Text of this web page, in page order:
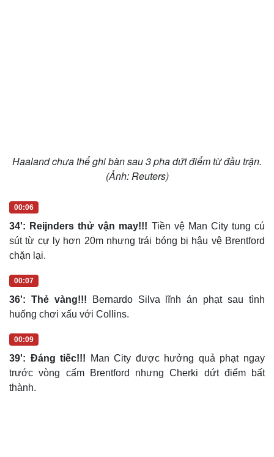
Sức khỏe
Nhi khoa
Nam khoa
Làm đẹp - giảm cân
Phòng mạch online
Ăn sạch sống khỏe
Đời sống
Nhà đẹp
Haaland chưa thể ghi bàn sau 3 pha dứt điểm từ đầu trận.
(Ảnh: Reuters)
00:06
34': Reijnders thử vận may!!! Tiền vệ Man City tung cú
sút từ cự ly hơn 20m nhưng trái bóng bị hậu vệ Brentford
chặn lại.
00:07
36': Thẻ vàng!!!
Bernardo Silva lĩnh án phạt sau tình
huống chơi xấu với Collins.
00:09
39': Đáng tiếc!!! Man City được hưởng quả phạt ngay
trước vòng cấm Brentford nhưng Cherki dứt điểm bất
thành.